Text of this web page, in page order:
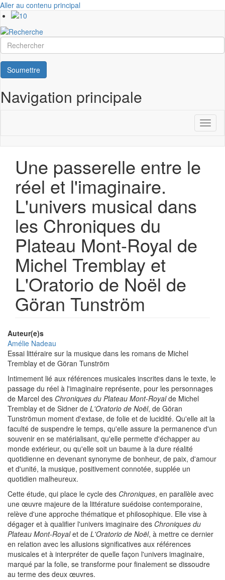
Aller au contenu principal
Rechercher
Soumettre
Navigation principale
Une passerelle entre le
réel et l'imaginaire.
L'univers musical dans
les Chroniques du
Plateau Mont-Royal de
Michel Tremblay et
L'Oratorio de Noël de
Göran Tunström
Auteur(e)s
Amélie Nadeau
Essai littéraire sur la musique dans les romans de Michel
Tremblay et de Göran Tunström
Intimement lié aux références musicales inscrites dans le texte, le
passage du réel à l'imaginaire représente, pour les personnages
de Marcel des Chroniques du Plateau Mont-Royalde Michel
Tremblay et de Sidner de L'Oratorio de Noël, de Göran
Tunströmun moment d'extase, de folie et de lucidité. Qu'elle ait la
faculté de suspendre le temps, qu'elle assure la permanence d'un
souvenir en se matérialisant, qu'elle permette d'échapper au
monde extérieur, ou qu'elle soit un baume à la dure réalité
quotidienne en devenant synonyme de bonheur, de paix, d'amour
et d'unité, la musique, positivement connotée, supplée un
quotidien malheureux.
Cette étude, qui place le cycle des Chroniques, en parallèle avec
une œuvre majeure de la littérature suédoise contemporaine,
relève d'une approche thématique et philosophique. Elle vise à
dégager et à qualifier l'univers imaginaire des Chroniques du
Plateau Mont-Royalet de L'Oratorio de Noël, à mettre ce dernier
en relation avec les allusions significatives aux références
musicales et à interpréter de quelle façon l'univers imaginaire,
marqué par la folie, se transforme pour finalement se dissoudre
au terme des deux œuvres.